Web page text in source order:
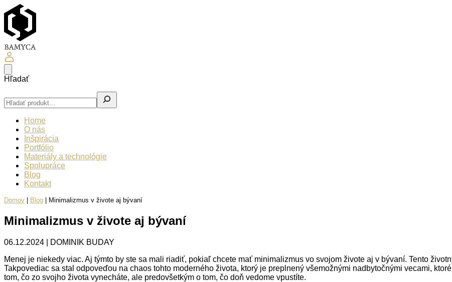
Hľadať
Home
O nás
Inšpirácia
Portfólio
Materiály a technológie
Spolupráce
Blog
Kontakt
Domov Blog Minimalizmus v živote aj bývaní
Minimalizmus v živote aj bývaní
06.12.2024 | DOMINIK BUDAY
Menej je niekedy viac. Aj týmto by ste sa mali riadiť, pokiaľ chcete mať minimalizmus vo svojom živote aj v bývaní. Tento
Takpovediac sa stal odpoveďou na chaos tohto moderného života, ktorý je preplnený všemožnými nadbytočnými vecami,
tom, čo zo svojho života vynecháte, ale predovšetkým o tom, čo doň vedome vpustíte.